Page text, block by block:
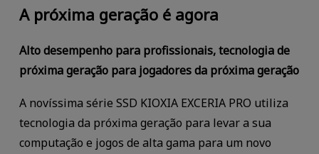
A próxima geração é agora
Alto desempenho para profissionais, tecnologia de
próxima geração para jogadores da próxima geração
A novíssima série SSD KIOXIA EXCERIA PRO utiliza
tecnologia da próxima geração para levar a sua
computação e jogos de alta gama para um novo